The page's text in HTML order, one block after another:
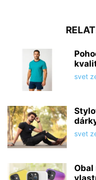
svet
svet
Obal